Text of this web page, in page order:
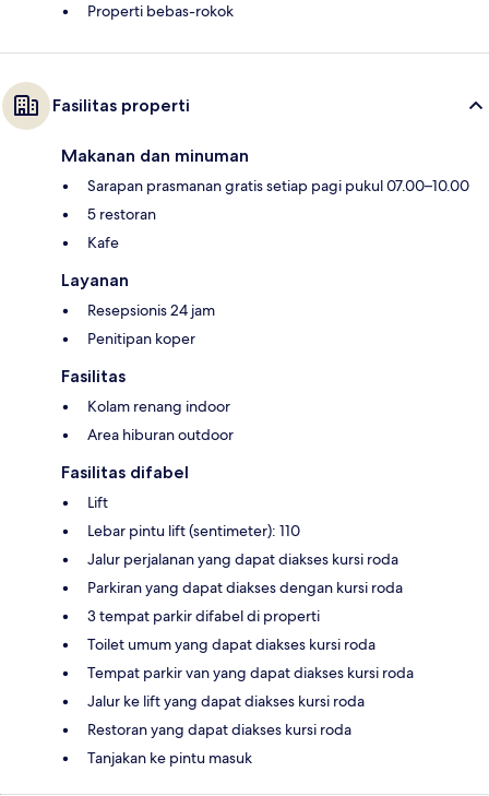
Properti bebas-rokok
Fasilitas properti
Makanan dan minuman
Sarapan prasmanan gratis setiap pagi pukul 07.00–10.00
5 restoran
Kafe
Layanan
Resepsionis 24 jam
Penitipan koper
Fasilitas
Kolam renang indoor
Area hiburan outdoor
Fasilitas difabel
Lift
Lebar pintu lift (sentimeter): 110
Jalur perjalanan yang dapat diakses kursi roda
Parkiran yang dapat diakses dengan kursi roda
3 tempat parkir difabel di properti
Toilet umum yang dapat diakses kursi roda
Tempat parkir van yang dapat diakses kursi roda
Jalur ke lift yang dapat diakses kursi roda
Restoran yang dapat diakses kursi roda
Tanjakan ke pintu masuk